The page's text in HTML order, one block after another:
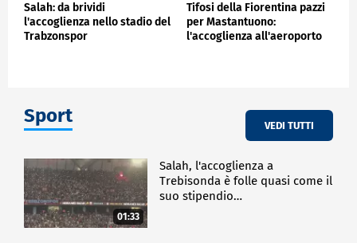
Salah: da brividi
l'accoglienza nello stadio del
Trabzonspor
Tifosi della Fiorentina pazzi
per Mastantuono:
l'accoglienza all'aeroporto
Sport VEDI TUTTI
01:33
Salah, l'accoglienza a
Trebisonda è folle quasi come il
suo stipendio…